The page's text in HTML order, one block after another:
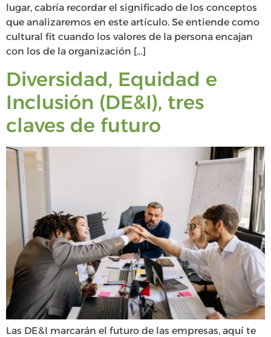
lugar, cabría recordar el significado de los conceptos
que analizaremos en este artículo. Se entiende como
cultural fit cuando los valores de la persona encajan
con los de la organización […]
Diversidad, Equidad e
Inclusión (DE&I), tres
claves de futuro
Las DE&I marcarán el futuro de las empresas, aquí te